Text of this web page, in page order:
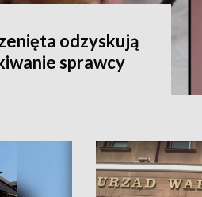
odzyskują
sprawcy